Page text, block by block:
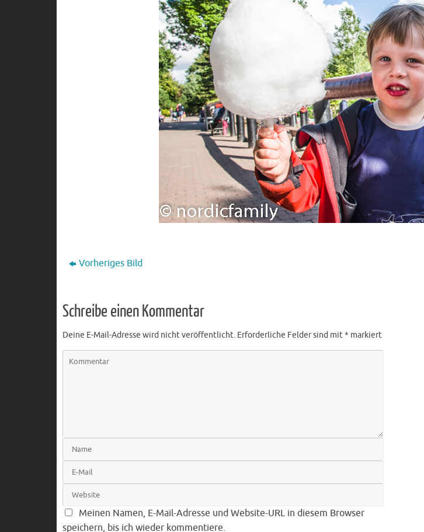
Vorheriges Bild
Schreibe einen Kommentar
Deine E-Mail-Adresse wird nicht veröffentlicht. Erforderliche Felder sind mit* markiert
Meinen Namen, E-Mail-Adresse und Website-URL in diesem Browser
speichern, bis ich wieder kommentiere.